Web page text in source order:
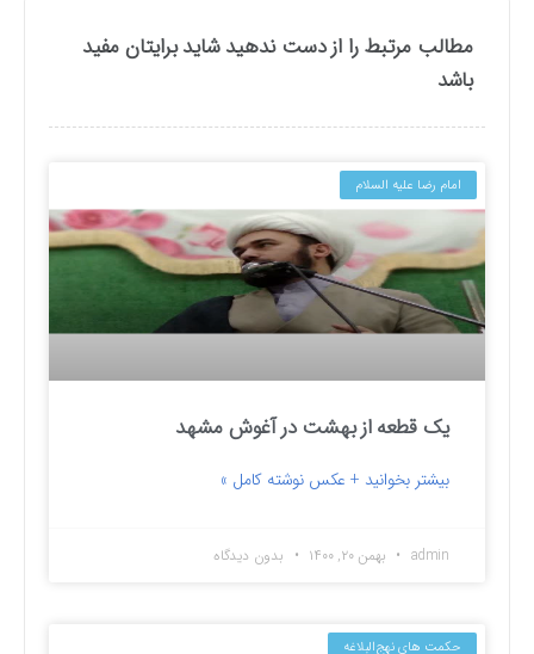
مطالب مرتبط را از دست ندهید شاید برایتان مفید
باشد
امام رضا علیه السلام
یک قطعه از بهشت در آغوش مشهد
بیشتر بخوانید + عکس نوشته کامل »
admin بهمن ۲۰, ۱۴۰۰ بدون دیدگاه
حکمت های نهج‌البلاغه